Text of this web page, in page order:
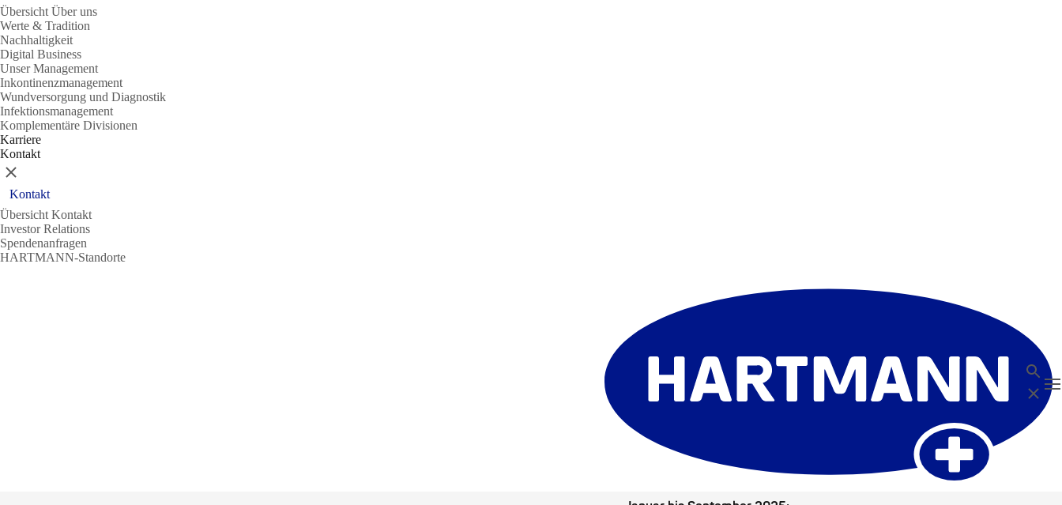
Übersicht Über uns
Werte & Tradition
Nachhaltigkeit
Digital Business
Unser Management
Inkontinenzmanagement
Wundversorgung und Diagnostik
Infektionsmanagement
Komplementäre Divisionen
Karriere
Kontakt
Schließen
Kontakt
Übersicht Kontakt
Investor Relations
Spendenanfragen
HARTMANN-Standorte
Suche